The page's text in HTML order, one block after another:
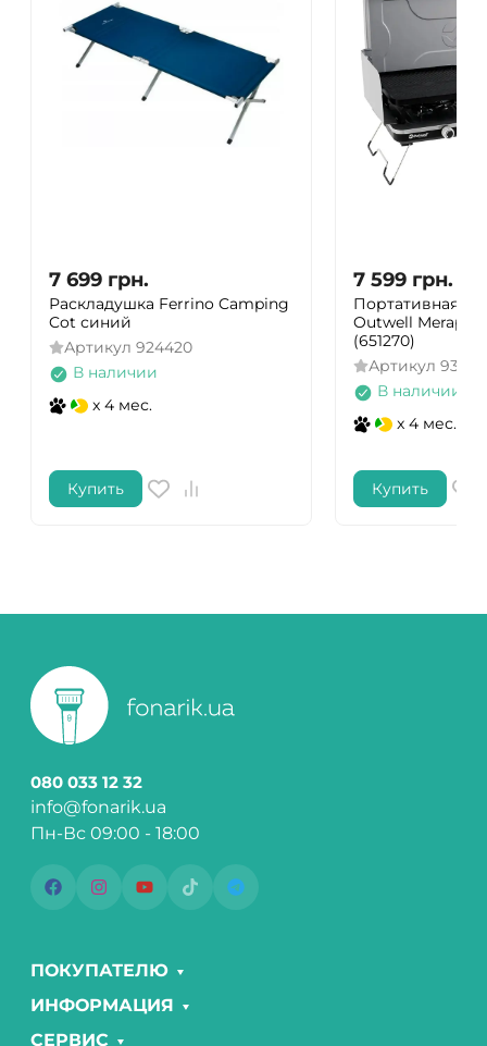
7 699 грн.
Раскладушка Ferrino Camping
Cot синий
Артикул 924420
В наличии
x 4 мес.
Купить
7 599 грн.
Портативная
Outwell Merapi
(651270)
Артикул
В наличии
x 4 мес.
Купить
080 033 12 32
info@fonarik.ua
Пн-Вс 09:00 - 18:00
ПОКУПАТЕЛЮ
ИНФОРМАЦИЯ
СЕРВИС